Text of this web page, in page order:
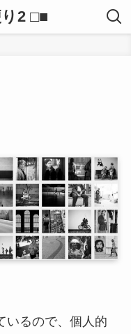
2 □■
いるので、個人的